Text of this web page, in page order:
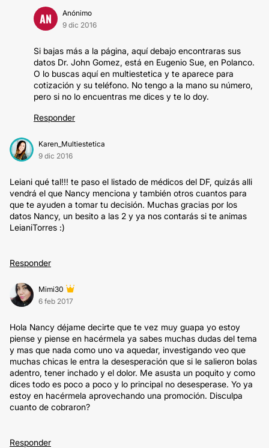
AN
Anónimo
9 dic 2016
Si bajas más a la página, aquí debajo encontraras sus
datos Dr. John Gomez, está en Eugenio Sue, en Polanco.
O lo buscas aquí en multiestetica y te aparece para
cotización y su teléfono. No tengo a la mano su número,
pero si no lo encuentras me dices y te lo doy.
Responder
Karen_Multiestetica
9 dic 2016
Leiani qué tal!!! te paso el listado de médicos del DF, quizás alli
vendrá el que Nancy menciona y también otros cuantos para
que te ayuden a tomar tu decisión. Muchas gracias por los
datos Nancy, un besito a las 2 y ya nos contarás si te animas
LeianiTorres :)
Responder
Mimi30
6 feb 2017
Hola Nancy déjame decirte que te vez muy guapa yo estoy
piense y piense en hacérmela ya sabes muchas dudas del tema
y mas que nada como uno va aquedar, investigando veo que
muchas chicas le entra la desesperación que si le salieron bolas
adentro, tener inchado y el dolor. Me asusta un poquito y como
dices todo es poco a poco y lo principal no desesperase. Yo ya
estoy en hacérmela aprovechando una promoción. Disculpa
cuanto de cobraron?
Responder